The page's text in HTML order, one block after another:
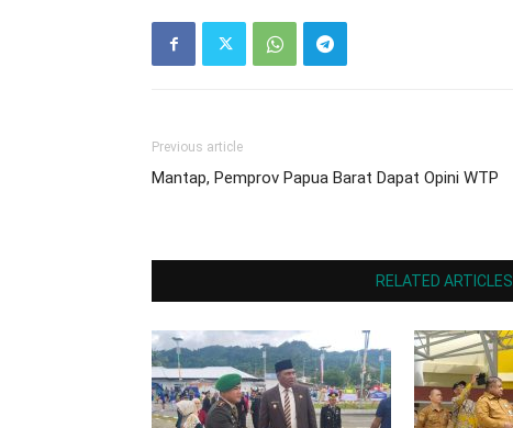
Previous article
Mantap, Pemprov Papua Barat Dapat Opini WTP
RELATED ARTICLES